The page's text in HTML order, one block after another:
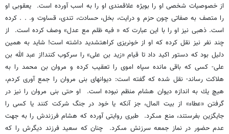
از خصوصيات شخصى او را بويژه علاقمندى او را به اسب آورده است. يعقوبى او
را متصف به صفاتى چون حزم و درايت، بخل، حسادت، تندى، قساوت و. . . كرده
است. ذهبى نيز او را با اين عبارت كه « فيه ظلم مع عدل‏» وصف كرده است. از
چند نفر نيز نقل كرده كه او از خونريزى كراهت‏شديد داشته است! شايد به همين
دليل بود كه دستور اكيد داد تا قيام «زيد بن على‏» را سركوب كنند!از عبد الله بن
على- كسى كه باقى مانده سپاه اموى را تعقيب كرده و مروان بن محمد را به
هلاكت رساند- نقل شده كه گفته است: ديوانهاى بنى مروان را جمع آورى كردم،
هيچ يك به اندازه ديوان هشام منظم نبوده است. او حتى بنى مروان را نيز در
گرفتن «عطاء» از بيت المال، جز آنكه يا خود در جنگ شركت كنند يا كسى را
جايگزين بفرستند، منع مى‏كرد. طبرى روايتى آورده كه هشام فرزندش را به جهت
عدم حضور در نماز جمعه سرزنش مى‏كرد. چنان كه سعيد فرزند ديگرش را كه